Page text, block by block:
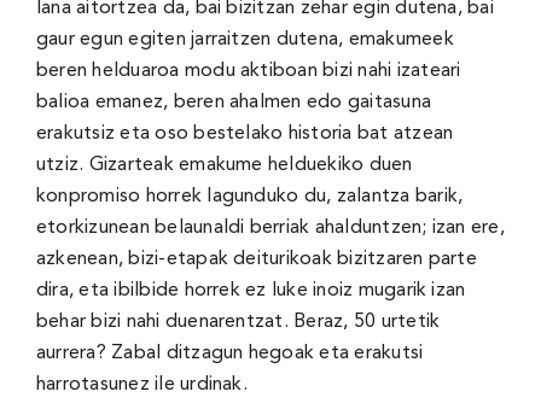
lana aitortzea da, bai bizitzan zehar egin dutena, bai
gaur egun egiten jarraitzen dutena, emakumeek
beren helduaroa modu aktiboan bizi nahi izateari
balioa emanez, beren ahalmen edo gaitasuna
erakutsiz eta oso bestelako historia bat atzean
utziz. Gizarteak emakume helduekiko duen
konpromiso horrek lagunduko du, zalantza barik,
etorkizunean belaunaldi berriak ahalduntzen; izan ere,
azkenean, bizi-etapak deiturikoak bizitzaren parte
dira, eta ibilbide horrek ez luke inoiz mugarik izan
behar bizi nahi duenarentzat. Beraz, 50 urtetik
aurrera? Zabal ditzagun hegoak eta erakutsi
harrotasunez ile urdinak.